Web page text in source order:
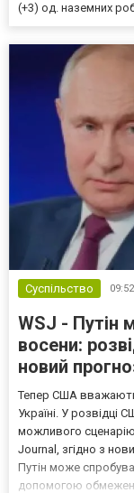
(+3) од. наземних
Суспільство
WSJ - Путін
восени:
новий
Тепер США
Україні. У розвідці
можливого
Journal, згідно з
Путін може
допомогою